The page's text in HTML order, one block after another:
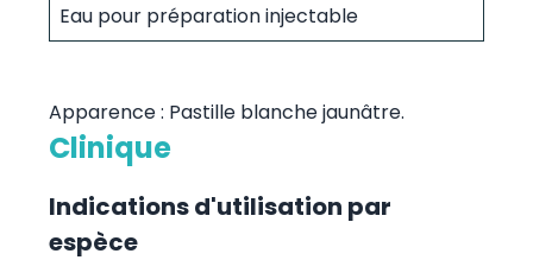
Eau pour préparation injectable
Apparence : Pastille blanche jaunâtre.
Clinique
Indications d'utilisation par
espèce